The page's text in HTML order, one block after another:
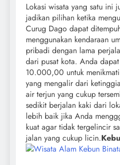
Lokasi wisata yang satu ini
jadikan pilihan ketika
Curug Dago dapat
menggunakan kendaraan
pribadi dengan lama
dari pusat kota. Anda
10.000,00 untuk
yang mengalir dari
air terjun yang cukup
sedikit berjalan kaki dari
lebih baik jika Anda
kuat agar tidak tergelincir
jalan yang cukup licin.